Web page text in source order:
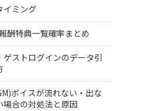
イミング
酬特典一覧確率まとめ
ゲストログインのデータ引
ボイスが流れない・出な
場合の対処法と原因